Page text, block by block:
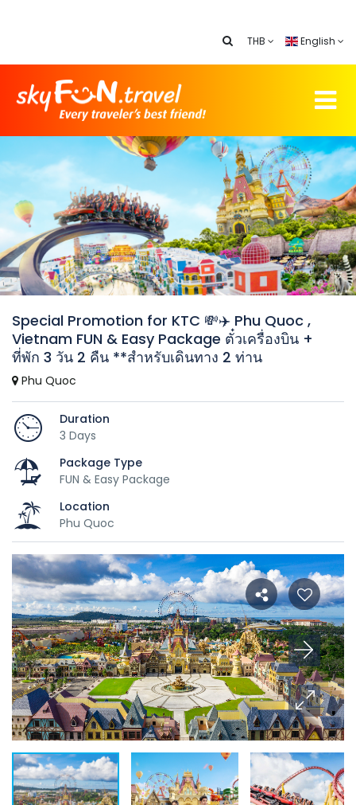
THB English
Special Promotion for KTC 💸✈️ Phu Quoc ,
Vietnam FUN & Easy Package ตั๋วเครื่องบิน +
ที่พัก 3 วัน 2 คืน **สำหรับเดินทาง 2 ท่าน
Phu Quoc
Duration
3 Days
Package Type
FUN & Easy Package
Location
Phu Quoc